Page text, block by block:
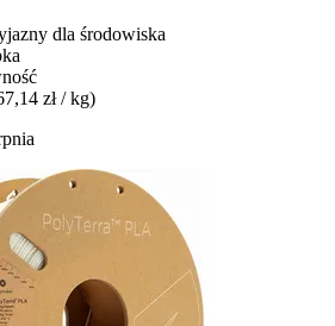
dla środowiska
zł / kg)